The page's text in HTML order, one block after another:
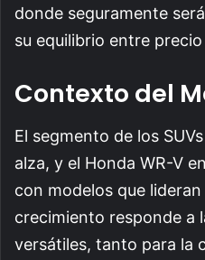
donde seguramente
su equilibrio entre
Contexto del
El segmento de los
alza, y el Honda WR-V
con modelos que
crecimiento responde a
versátiles, tanto para la